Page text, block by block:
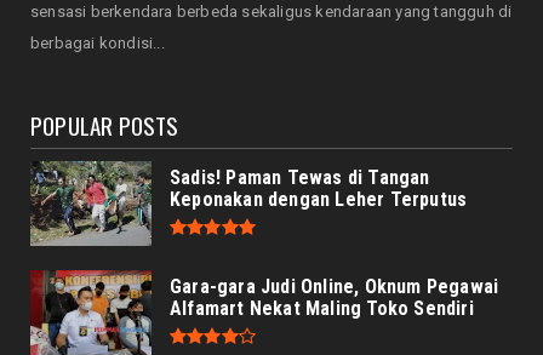
Honda CUV e: Motor Listrik Canggih, Penuh
sensasi berkendara berbeda sekaligus kendaraan yang tangguh di
berbagai kondisi...
POPULAR POSTS
Sadis! Paman Tewas di Tangan
Keponakan dengan Leher Terputus
Gara-gara Judi Online, Oknum Pegawai
Alfamart Nekat Maling Toko Sendiri